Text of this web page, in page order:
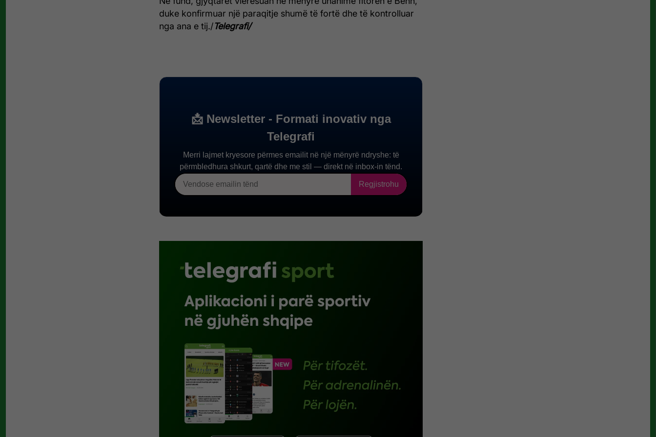
duke konfirmuar një paraqitje shumë të fortë dhe të kontrolluar
nga ana e tij./Telegrafi/